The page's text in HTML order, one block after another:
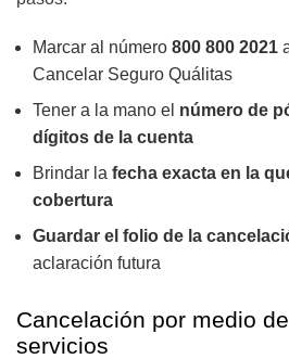
Marcar al número 800 800 2021
Cancelar Seguro Quálitas
Tener a la mano el número de
dígitos de la cuenta
Brindar la fecha exacta en la
cobertura
Guardar el folio de la
aclaración futura
Cancelación por medio
servicios